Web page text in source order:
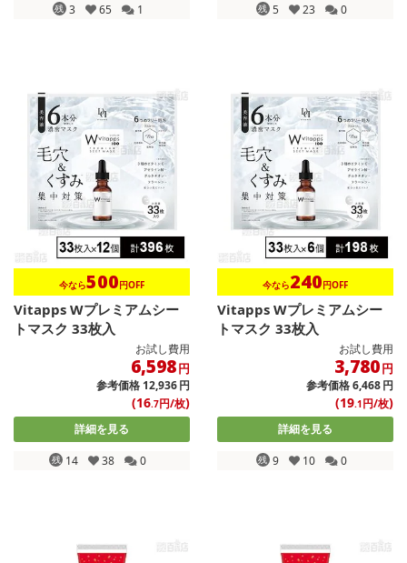
残 3 65 1 残 5 23 0
今なら500円OFF
Vitapps Wプレミアムシー
トマスク 33枚入
お試し費用
6,598円
参考価格12,936円
(16.7円/枚)
詳細を見る
残 14 38 0
今なら240円OFF
Vitapps Wプレミアムシー
トマスク 33枚入
お試し費用
3,780円
参考価格6,468円
(19.1円/枚)
詳細を見る
残 9 10 0